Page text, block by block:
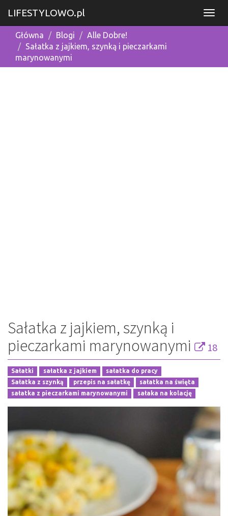
LIFESTYLOWO.pl
Główna Blogi
Alle Dobre!
Sałatka z jajkiem, szynką i pieczarkami
marynowanymi
Sałatka z jajkiem, szynką i
pieczarkami marynowanymi
18
Sałatki sałatka z jajkiem
sałatka do pracy
Sałatka z szynką
przepis na sałatkę
sałatka na święta
sałatka z pieczarkami marynowanymi
sałaka na kolację